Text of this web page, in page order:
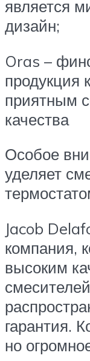
является
дизайн;
Oras –
продукция
приятным
качества
Особое
уделяет
Jacob
компания,
высоким
гарантия.
но